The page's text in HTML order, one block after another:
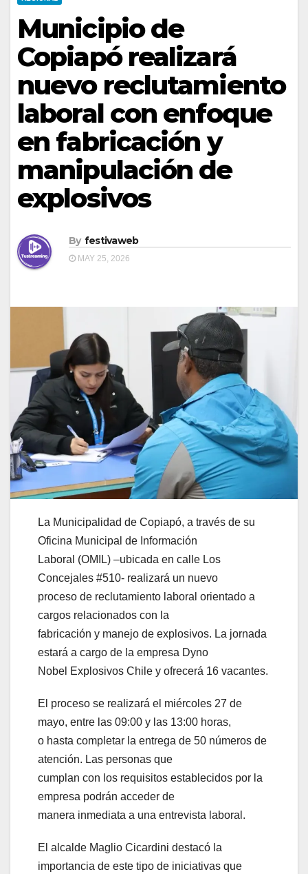
Municipio de
Copiapó realizará
nuevo reclutamiento
laboral con enfoque
en fabricación y
manipulación de
explosivos
By festivaweb
MAY 25, 2026
La Municipalidad de Copiapó, a través de su
Oficina Municipal de Información
Laboral (OMIL) –ubicada en calle Los
Concejales #510- realizará un nuevo
proceso de reclutamiento laboral orientado a
cargos relacionados con la
fabricación y manejo de explosivos. La jornada
estará a cargo de la empresa Dyno
Nobel Explosivos Chile y ofrecerá 16 vacantes.
El proceso se realizará el miércoles 27 de
mayo, entre las 09:00 y las 13:00 horas,
o hasta completar la entrega de 50 números de
atención. Las personas que
cumplan con los requisitos establecidos por la
empresa podrán acceder de
manera inmediata a una entrevista laboral.
El alcalde Maglio Cicardini destacó la
importancia de este tipo de iniciativas que